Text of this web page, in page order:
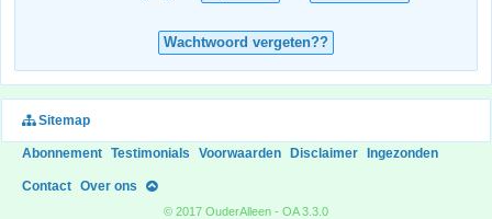
Wachtwoord vergeten??
Sitemap
Abonnement Testimonials Voorwaarden Disclaimer Ingezonden
Contact Over ons
© 2017 OuderAlleen - OA 3.3.0